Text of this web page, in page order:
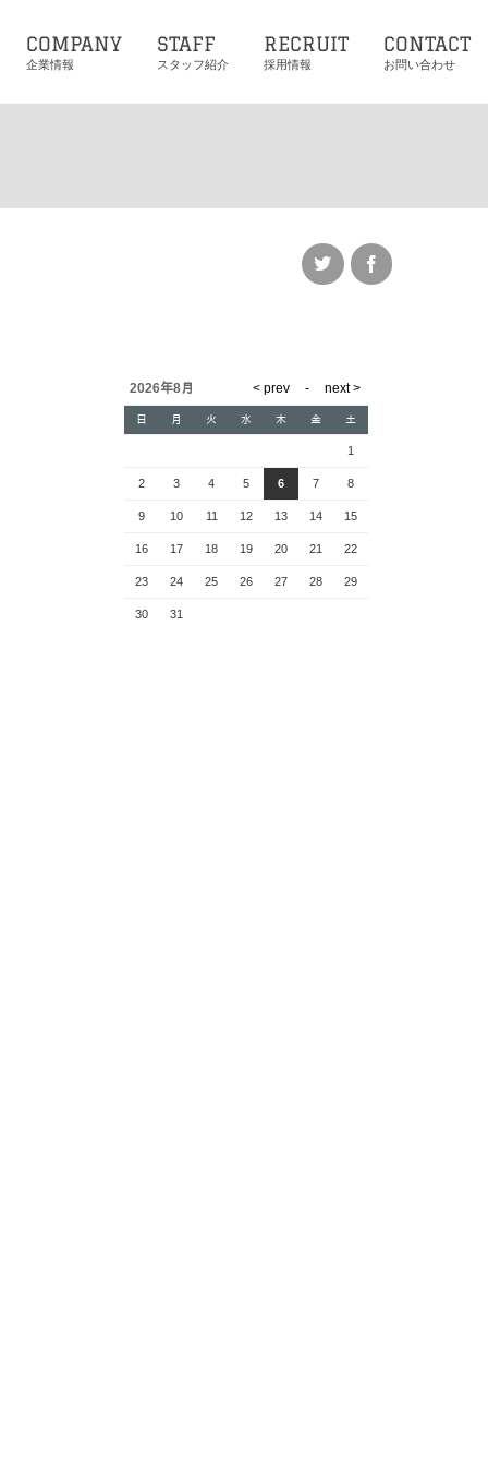
COMPANY
企業情報
STAFF
スタッフ紹介
RECRUIT
採用情報
CONTACT
お問い合わせ
2026年8月
日 月 火 水 木 金 土
1
2 3 4 5 6 7 8
9 10 11 12 13 14 15
16 17 18 19 20 21 22
23 24 25 26 27 28 29
30 31